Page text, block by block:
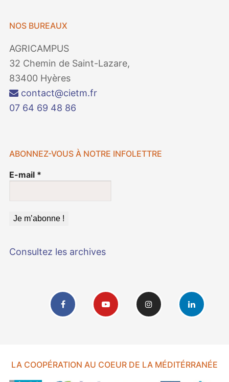
NOS BUREAUX
AGRICAMPUS
32 Chemin de Saint-Lazare,
83400 Hyères
contact@cietm.fr
07 64 69 48 86
ABONNEZ-VOUS À NOTRE INFOLETTRE
E-mail *
Consultez les archives
LA COOPÉRATION AU COEUR DE LA MÉDITÉRRANÉE